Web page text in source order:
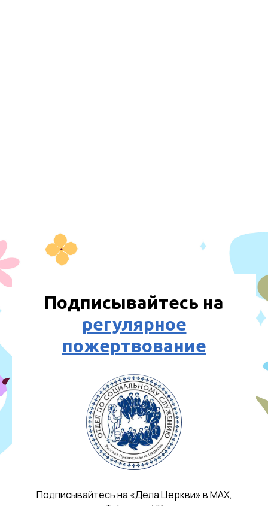
Подписывайтесь на
регулярное
пожертвование
Подписывайтесь на «Дела Церкви» в МАX,